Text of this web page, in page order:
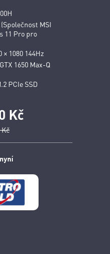
MSI
11 Pro pro
× 1080 144Hz
1650 Max-Q
PCIe SSD
Kč
Kč